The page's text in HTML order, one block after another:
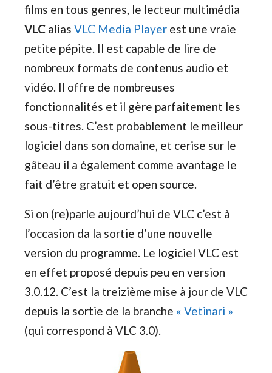
films en tous genres, le lecteur multimédia
VLC alias VLC Media Player est une vraie
petite pépite. Il est capable de lire de
nombreux formats de contenus audio et
vidéo. Il offre de nombreuses
fonctionnalités et il gère parfaitement les
sous-titres. C’est probablement le meilleur
logiciel dans son domaine, et cerise sur le
gâteau il a également comme avantage le
fait d’être gratuit et open source.
Si on (re)parle aujourd’hui de VLC c’est à
l’occasion da la sortie d’une nouvelle
version du programme. Le logiciel VLC est
en effet proposé depuis peu en version
3.0.12. C’est la treizième mise à jour de VLC
depuis la sortie de la branche « Vetinari »
(qui correspond à VLC 3.0).